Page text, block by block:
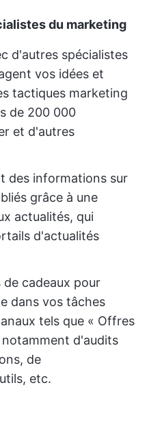
du marketing
d'autres spécialistes
vos idées et
tactiques marketing
de 200 000
et d'autres
des informations sur
grâce à une
actualités, qui
d'actualités
cadeaux pour
dans vos tâches
tels que « Offres
d'audits
de
etc.